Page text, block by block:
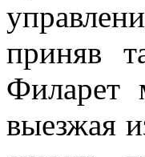
приняв
Филарет
выезжая